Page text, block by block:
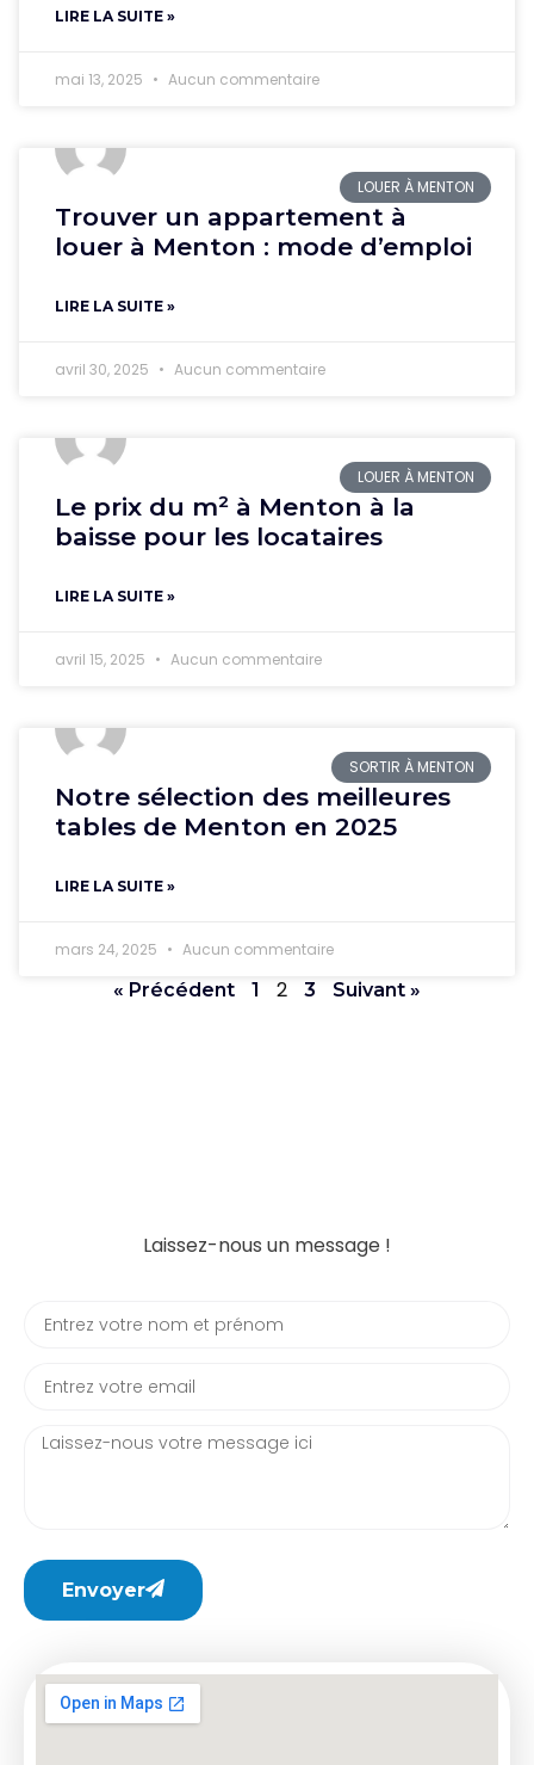
LIRE LA SUITE »
mai 13, 2025 Aucun commentaire
LOUER À MENTON
Trouver un appartement à
louer à Menton : mode d’emploi
LIRE LA SUITE »
avril 30, 2025 Aucun commentaire
LOUER À MENTON
Le prix du m² à Menton à la
baisse pour les locataires
LIRE LA SUITE »
avril 15, 2025 Aucun commentaire
SORTIR À MENTON
Notre sélection des meilleures
tables de Menton en 2025
LIRE LA SUITE »
mars 24, 2025 Aucun commentaire
« Précédent 1 2 3 Suivant »
Laissez-nous un message !
Envoyer